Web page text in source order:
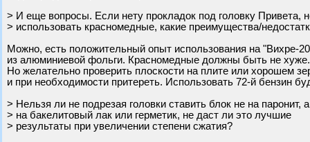
> И еще вопросы. Если нету прокладок под головку Привета,
> использовать красномедные, какие преимущества/
Можно, есть положительный опыт использования на "Вихре-
из алюминиевой фольги. Красномедные должны быть не хуже.
Но желательно проверить плоскости на плите или хорошем
и при необходимости притереть. Использовать 72-й бензин
> Нельзя ли не подрезая головки ставить блок не на паронит, а
> на бакелитовый лак или герметик, не даст ли это лучшие
> результаты при увеличении степени сжатия?